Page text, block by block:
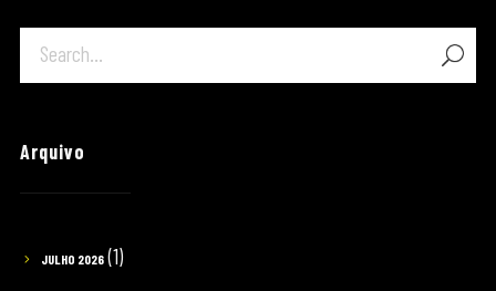
Arquivo
JULHO 2026(1)